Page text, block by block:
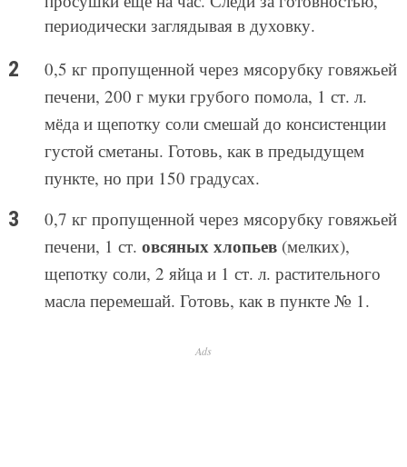
периодически заглядывая в духовку.
0,5 кг пропущенной через мясорубку говяжьей
печени, 200 г муки грубого помола, 1 ст. л.
мёда и щепотку соли смешай до консистенции
густой сметаны. Готовь, как в предыдущем
пункте, но при 150 градусах.
0,7 кг пропущенной через мясорубку говяжьей
печени, 1 ст. овсяных хлопьев(мелких),
щепотку соли, 2 яйца и 1 ст. л. растительного
масла перемешай. Готовь, как в пункте № 1.
Ads